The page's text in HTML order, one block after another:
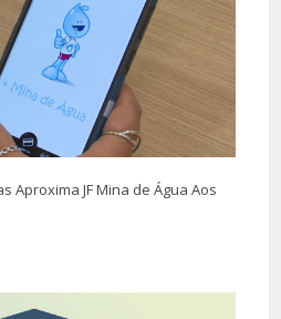
Aproxima JF Mina de Água Aos